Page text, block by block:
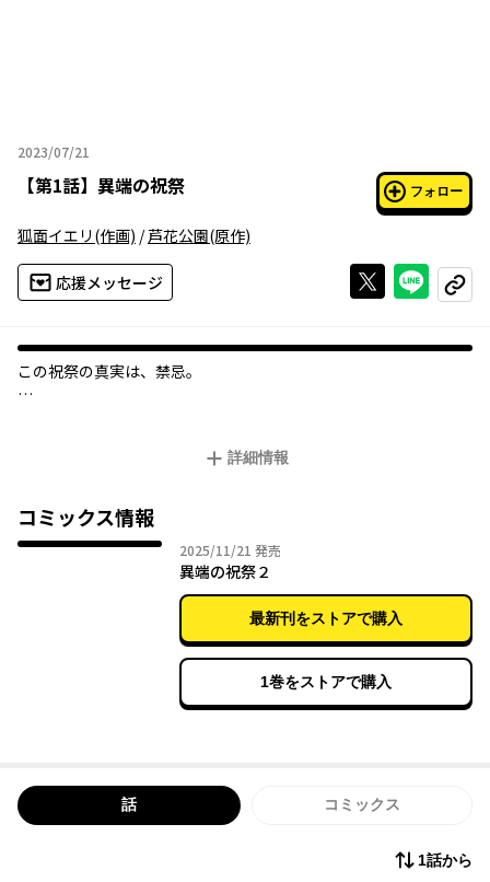
2023/07/21
2023年07月21日
【第1話】 異端の祝祭 フォロー
狐面イエリ (作画) /芦花公園(原作)
応援メッセージ Xで投稿する
ライン
コピー
この祝祭の真実は、禁忌。
「音信不通になった妹、島本笑美を救って欲しい。」
依頼の主である笑美の兄、陽太の口から語られる
笑美にまつわる異様な体験の数々。
失踪の裏に関わる大手食品会社「モリヤ食品」の正体とは――。
触れてはいけない“禁忌”に
風変わりな所長るみと、助手の青山が挑む！！
詳細情報
コミックス情報
2025/11/21 2025年11月21日
発売
異端の祝祭２
最新刊をストアで購入
1巻をストアで購入
話 コミックス
1話から